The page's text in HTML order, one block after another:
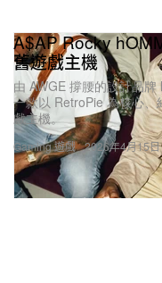
Gaming 遊戲
A$AP Rocky
舊遊戲主機
由 AWGE 撐腰的設計品
一款以 RetroPie 為核心
戲主機。
2026年4月15日